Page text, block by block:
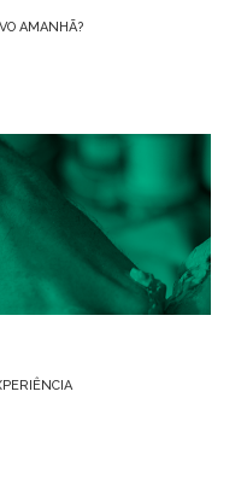
AMANHÃ?